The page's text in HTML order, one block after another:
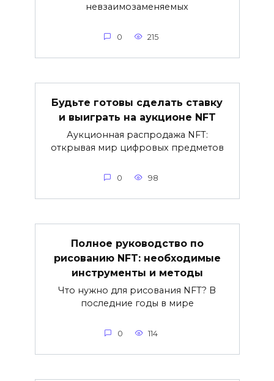
невзаимозаменяемых
0 215
Будьте готовы сделать ставку
и выиграть на аукционе NFT
Аукционная распродажа NFT:
открывая мир цифровых предметов
0 98
Полное руководство по
рисованию NFT: необходимые
инструменты и методы
Что нужно для рисования NFT? В
последние годы в мире
0 114